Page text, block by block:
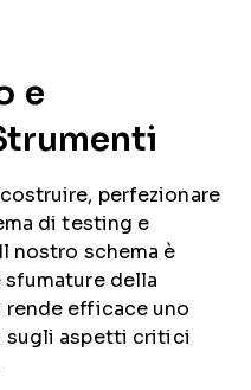
e
perfezionare
di testing e
nostro schema è
della
rende efficace uno
sugli aspetti critici